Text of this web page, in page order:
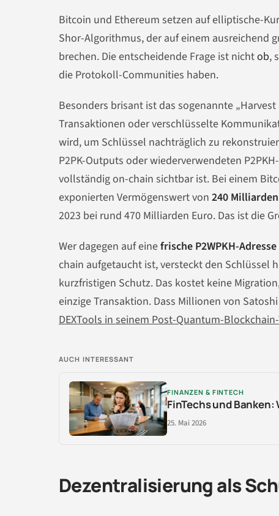
Bitcoin und Ethereum setzen auf elliptische-
Shor-Algorithmus, der auf einem ausreichend
brechen. Die entscheidende Frage ist nichtob,
die Protokoll-Communities haben.
Besonders brisant ist das sogenannte
Transaktionen oder verschlüsselte
wird, um Schlüssel nachträglich zu
P2PK-Outputs oder wiederverwendeten
vollständig on-chain sichtbar ist. Bei einem
exponierten Vermögenswert von 240
2023 bei rund 470 Milliarden Euro. Das ist die
Wer dagegen auf einefrische P2WPKH-
chain aufgetaucht ist, versteckt den Schlüssel
kurzfristigen Schutz. Das kostet keine
einzige Transaktion. Dass Millionen von
DEXTools in seinem Post-Quantum-
AUCH INTERESSANT
FINANZEN & FINTECH
FinTechs und
25. Mai 2026
Dezentralisierung als